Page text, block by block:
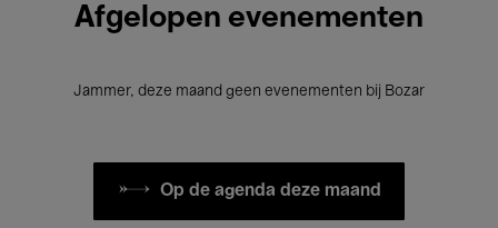
Afgelopen evenementen
Jammer, deze maand geen evenementen bij Bozar
Op de agenda deze maand